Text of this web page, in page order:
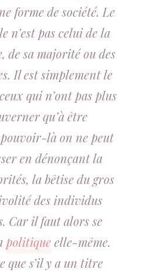
forme de société. Le
n’est pas celui de la
sa majorité ou des
Il est simplement le
qui n’ont pas plus
qu’à être
pouvoir-là on ne peut
en dénonçant la
la bêtise du gros
des individus
Car il faut alors se
politiqueelle-même.
que s’il y a un titre